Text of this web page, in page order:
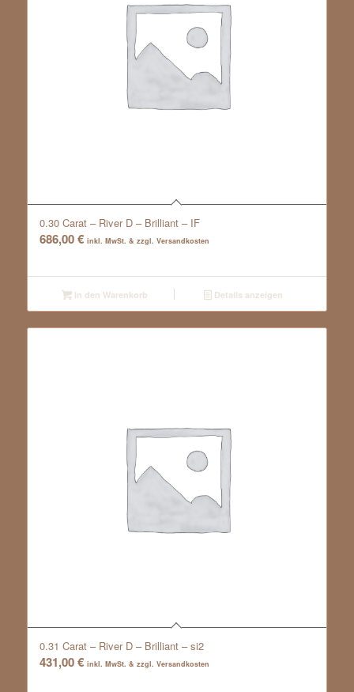
0.30 Carat – River D – Brilliant – IF
686,00€ inkl. MwSt. & zzgl. Versandkosten
In den Warenkorb Details anzeigen
0.31 Carat – River D – Brilliant – si2
431,00€ inkl. MwSt. & zzgl. Versandkosten